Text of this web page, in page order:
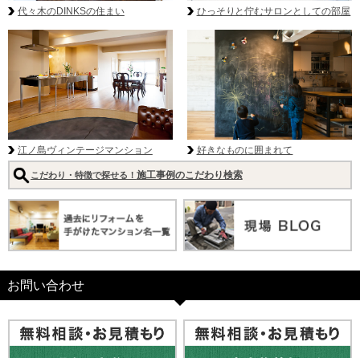
代々木のDINKSの住まい ひっそりと佇むサロンとしての部屋
江ノ島ヴィンテージマンション 好きなものに囲まれて
こだわり・特徴で探せる！ 施工事例のこだわり検索
お問い合わせ